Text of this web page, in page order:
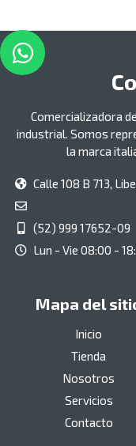
Comercializadora
industrial. Somos
la marca
Calle 108 B 713,
(52) 999 17652-09
Lun - Vie 08:00 -
Mapa del
Inicio
Tienda
Nosotros
Servicios
Contacto